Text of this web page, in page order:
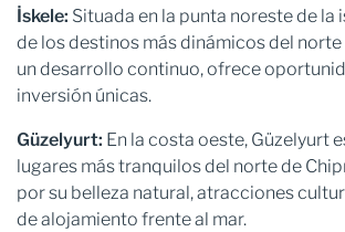
İskele: Situada en la punta noreste de la
de los destinos más dinámicos del norte
un desarrollo continuo, ofrece
inversión únicas.
Güzelyurt: En la costa oeste, Güzelyurt
lugares más tranquilos del norte de
por su belleza natural, atracciones
de alojamiento frente al mar.